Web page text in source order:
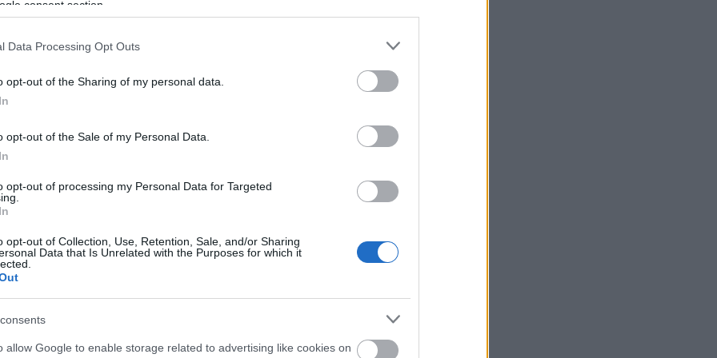
consent section.
Data Processing Opt Outs
opt-out of the Sharing of my personal data.
opt-out of the Sale of my Personal Data.
opt-out of processing my Personal Data for Targeted
opt-out of Collection, Use, Retention, Sale, and/or Sharing
Data that Is Unrelated with the Purposes for which it
allow Google to enable storage related to advertising like cookies on
Φωτίου και Ηλιόπουλος στη δίκη της 12χρονης στον